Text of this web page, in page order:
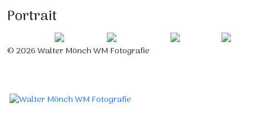
Portrait
© 2026 Walter Mönch WM Fotografie